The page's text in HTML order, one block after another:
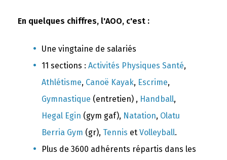
En quelques chiffres, l'AOO, c'est :
Une vingtaine de salariés
11 sections : Activités Physiques Santé,
Athlétisme, Canoë Kayak, Escrime,
Gymnastique (entretien) , Handball,
Hegal Egin (gym gaf), Natation, Olatu
Berria Gym (gr), Tennis et Volleyball.
Plus de 3600 adhérents répartis dans les